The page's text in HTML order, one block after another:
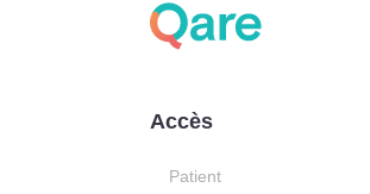
Accès
Patient